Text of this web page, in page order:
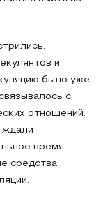
и
было уже
с
отношений.
ждали
время.
средства,